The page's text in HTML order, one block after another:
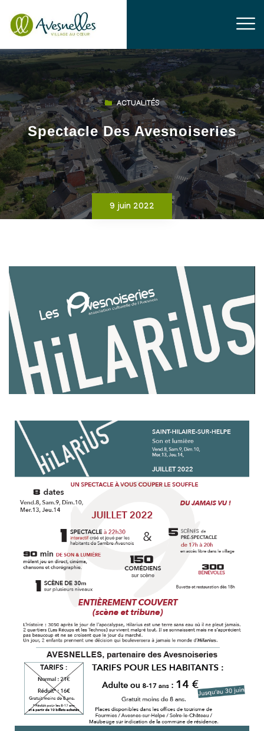
ACTUALITÉS
Spectacle Des Avesnoiseries
9 juin 2022